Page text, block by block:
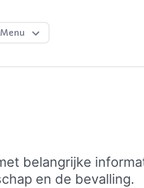
Menu
belangrijke
en de bevalling.